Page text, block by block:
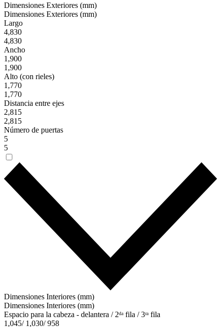
Dimensiones Exteriores (mm)
Dimensiones Exteriores (mm)
Largo
4,830
4,830
Ancho
1,900
1,900
Alto (con rieles)
1,770
1,770
Distancia entre ejes
2,815
2,815
Número de puertas
5
5
Dimensiones Interiores (mm)
Dimensiones Interiores (mm)
Espacio para la cabeza - delantera / 2ᵈᵃ fila / 3ʳᵃ fila
1,045/ 1,030/ 958